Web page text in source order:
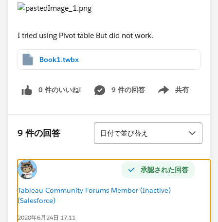
I tried using Pivot table But did not work.
Book1.twbx
0 件のいいね! 9 件の回答 共有
Show menu
9 件の回答
並び替え
日付で並び替え
承認された回答
Tableau Community Forums Member (Inactive)
(Salesforce)
2020年6月24日 17:11